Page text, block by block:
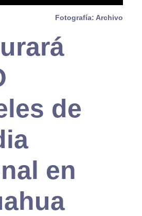
Fotografía: Archivo
de
en